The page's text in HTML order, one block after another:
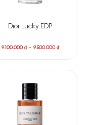
Dior Lucky EDP
9.100.000₫– 9.500.000₫